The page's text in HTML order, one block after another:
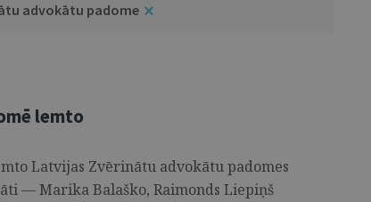
advokātu padome
lemto
Latvijas Zvērinātu advokātu padomes
— Marika Balaško, Raimonds Liepiņš